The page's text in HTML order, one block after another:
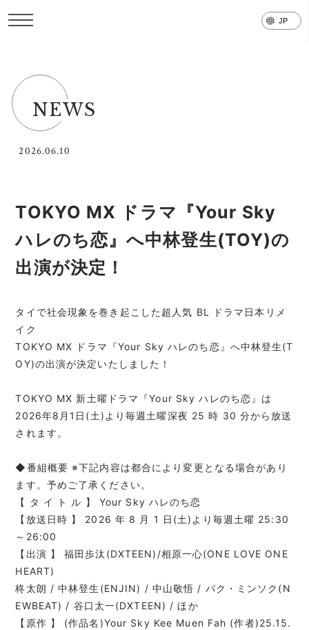
NEWS
2026.06.10
TOKYO MX ドラマ『Your Sky
ハレのち恋』へ中林登生(TOY)の
出演が決定！
タイで社会現象を巻き起こした超人気 BL ドラマ日本リメ
イク
TOKYO MX ドラマ『Your Sky ハレのち恋』へ中林登生(T
OY)の出演が決定いたしました！
TOKYO MX 新土曜ドラマ『Your Sky ハレのち恋』は
2026年8月1日(土)より毎週土曜深夜 25 時 30 分から放送
されます。
◆番組概要 ※下記内容は都合により変更となる場合があり
ます。予めご了承ください。
【 タ イ ト ル 】 Your Sky ハレのち恋
【放送日時 】 2026 年 8 月 1 日(土)より毎週土曜 25:30
～26:00
【出演 】 福田歩汰(DXTEEN)/相原一心(ONE LOVE ONE
HEART)
柊太朗 / 中林登生(ENJIN) / 中山敬悟 / パク・ミンソク(N
EWBEAT) / 谷口太一(DXTEEN) / ほか
【原作 】 (作品名)Your Sky Kee Muen Fah (作者)25.15.